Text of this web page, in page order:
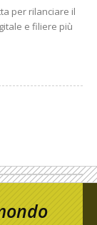
per rilanciare il
e filiere più